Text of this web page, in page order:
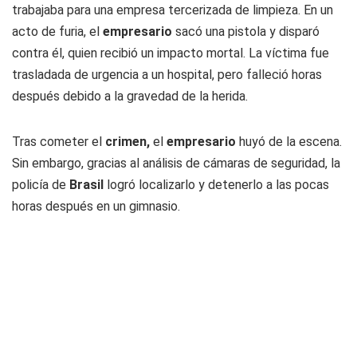
trabajaba para una empresa tercerizada de limpieza. En un
acto de furia, el empresario sacó una pistola y disparó
contra él, quien recibió un impacto mortal. La víctima fue
trasladada de urgencia a un hospital, pero falleció horas
después debido a la gravedad de la herida.
Tras cometer el crimen, el empresario huyó de la escena.
Sin embargo, gracias al análisis de cámaras de seguridad, la
policía de Brasil
logró localizarlo y detenerlo a las pocas
horas después en un gimnasio.